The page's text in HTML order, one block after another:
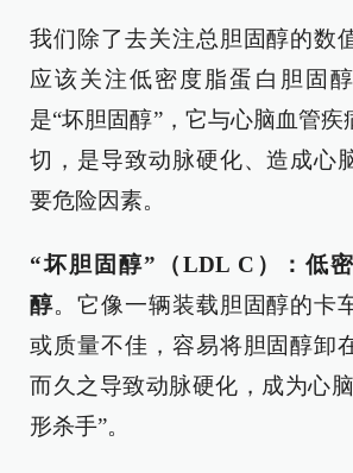
我们除了去关注总胆固醇的数
应该关注低密度脂蛋白胆固
是“坏胆固醇”，它与心脑血管
切，是导致动脉硬化、造成心
要危险因素。
“坏胆固醇”（LDL C）：低
醇。它像一辆装载胆固醇的卡
或质量不佳，容易将胆固醇卸
而久之导致动脉硬化，成为心
形杀手”。